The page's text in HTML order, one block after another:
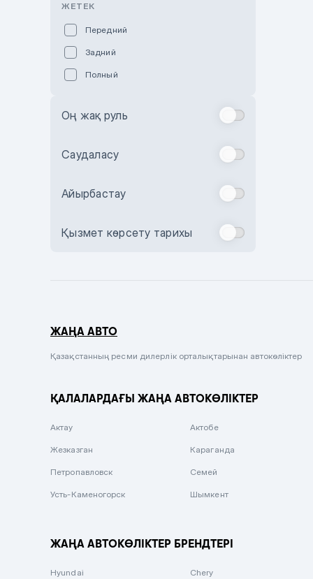
Зеленый
Бежевый
Комбинированный
Сиреневый металлик
Вишневый
ЖЕТЕК
Передний
Задний
Полный
Оң жақ руль
Саудаласу
Айырбастау
Қызмет көрсету тарихы
ЖАҢА АВТО
Қазақстанның ресми дилерлік орталықтарынан автокөліктер
ҚАЛАЛАРДАҒЫ ЖАҢА АВТОКӨЛІКТЕР
Актау Актобе
Жезказган Караганда
Петропавловск Семей
Усть-Каменогорск Шымкент
ЖАҢА АВТОКӨЛІКТЕР БРЕНДТЕРІ
Hyundai Chery